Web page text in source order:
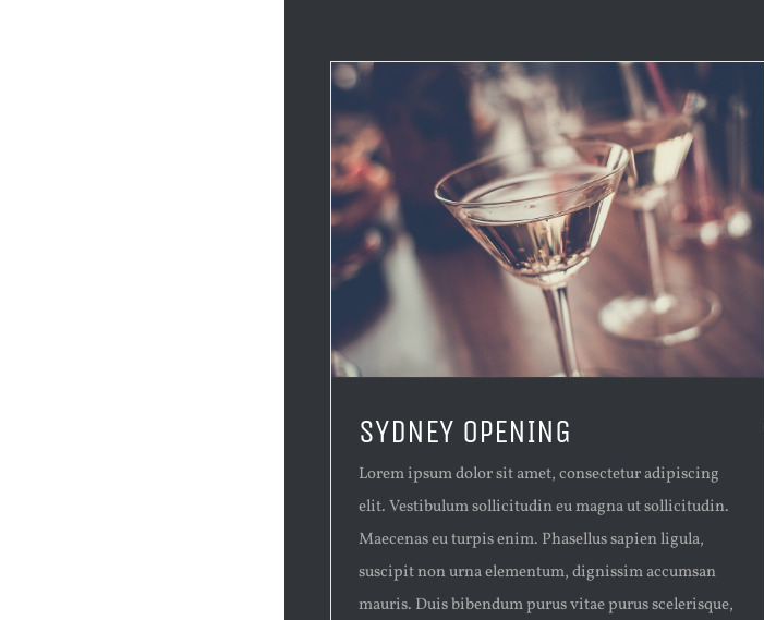
SYDNEY OPENING
Lorem ipsum dolor sit amet, consectetur adipiscing
elit. Vestibulum sollicitudin eu magna ut sollicitudin.
Maecenas eu turpis enim. Phasellus sapien ligula,
suscipit non urna elementum, dignissim accumsan
mauris. Duis bibendum purus vitae purus scelerisque,